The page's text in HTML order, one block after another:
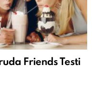
Friends Testi